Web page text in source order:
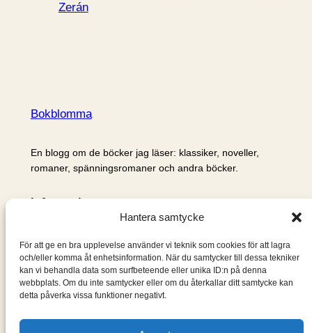
Hantera samtycke
För att ge en bra upplevelse använder vi teknik som cookies för att lagra
och/eller komma åt enhetsinformation. När du samtycker till dessa tekniker
kan vi behandla data som surfbeteende eller unika ID:n på denna
webbplats. Om du inte samtycker eller om du återkallar ditt samtycke kan
detta påverka vissa funktioner negativt.
Zerán
Bokblomma
En blogg om de böcker jag läser: klassiker, noveller,
romaner, spänningsromaner och andra böcker.
Information
Om mig & om bloggen
S
ö
k